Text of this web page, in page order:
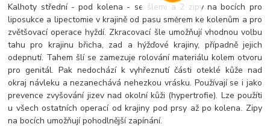
Kalhoty střední - pod kolena - se šlemi a 2 zipy na bocích pro
liposukce a lipectomie v krajině od pasu směrem ke kolenům a pro
zvětšovací operace hyždí. Zkracovací šle umožňují vhodnou volbu
tahu pro krajinu břicha, zad a hýžďové krajiny, případně jejich
odepnutí. Tahem šlí se zamezuje rolování materiálu kolem otvoru
pro genitál. Pak nedochází k vyhřeznutí části oteklé kůže nad
okraj návleku a nezanechává nehezkou vrásku. Používají se i jako
prevence zvyšování jizev nad okolní kůži (hypertrofie). Lze použíti
u všech ostatních operací od krajiny pod prsy až po kolena. Zipy
na bocích umožňují pohodlnější zapínání.